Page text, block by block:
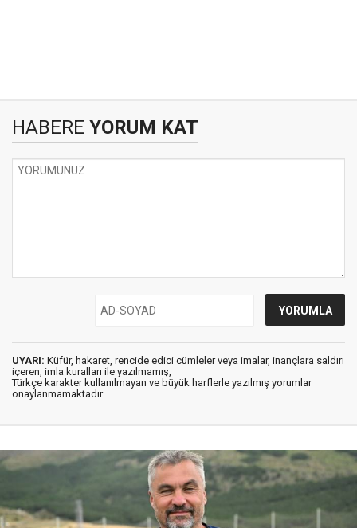
HABERE YORUM KAT
UYARI: Küfür, hakaret, rencide edici cümleler veya imalar, inançlara saldırı
içeren, imla kuralları ile yazılmamış,
Türkçe karakter kullanılmayan ve büyük harflerle yazılmış yorumlar
onaylanmamaktadır.